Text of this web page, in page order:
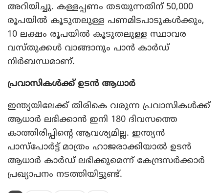
അറിയിച്ചു. കള്ളപ്പണം തടയുന്നതിന് 50,000
രൂപയില്‍ കൂടുതലുള്ള പണമിടപാടുകള്‍ക്കും,
10 ലക്ഷം രൂപയില്‍ കൂടുതലുള്ള സ്ഥാവര
വസ്തുക്കള്‍ വാങ്ങാനും പാന്‍ കാര്‍ഡ്
നിര്‍ബന്ധമാണ്.
പ്രവാസികള്‍ക്ക് ഉടന്‍ ആധാര്‍
ഇന്ത്യയിലേക്ക് തിരികെ വരുന്ന പ്രവാസികള്‍ക്ക്
ആധാര്‍ ലഭിക്കാന്‍ ഇനി 180 ദിവസത്തെ
കാത്തിരിപ്പിന്റെ ആവശ്യമില്ല. ഇന്ത്യന്‍
പാസ്‌പോര്‍ട്ട് മാത്രം ഹാജരാക്കിയാല്‍ ഉടന്‍
ആധാര്‍ കാര്‍ഡ് ലഭിക്കുമെന്ന് കേന്ദ്രസര്‍ക്കാര്‍
പ്രഖ്യാപനം നടത്തിയിട്ടുണ്ട്.